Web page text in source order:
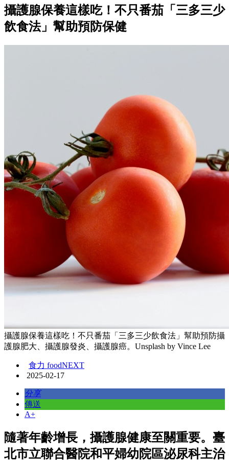
攝護腺保養這樣吃！不只番茄「三多三少
飲食法」幫助預防保健
攝護腺保養這樣吃！不只番茄「三多三少飲食法」幫助預防攝
護腺肥大、攝護腺發炎、攝護腺癌。Unsplash by Vince Lee
食力 foodNEXT
2025-02-17
分享
傳送
A+
隨著年齡增長，攝護腺健康至關重要。臺
北市立聯合醫院和平婦幼院區泌尿科主治